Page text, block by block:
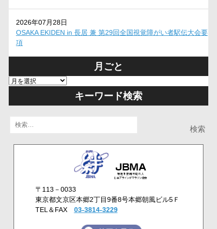
2026年07月28日
OSAKA EKIDEN in 長居 兼 第29回全国視覚障がい者駅伝大会要
項
月ごと
キーワード検索
〒113－0033
東京都文京区本郷2丁目9番8号本郷朝風ビル5Ｆ
TEL＆FAX 03-3814-3229